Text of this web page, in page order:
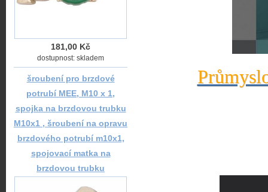
181,00 Kč
dostupnost: skladem
šroubení pro brzdové
potrubí MEE, M10 x 1,
spojka na brzdovou trubku
M10x1 , šroubení na opravu
brzdového potrubí m10x1,
spojovací matka na
brzdovou trubku